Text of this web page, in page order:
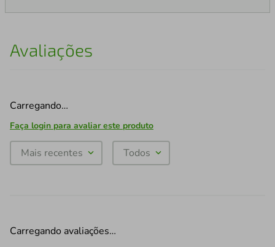
Avaliações
Carregando…
Faça login para avaliar este produto
Mais recentes Todos
Carregando avaliações…